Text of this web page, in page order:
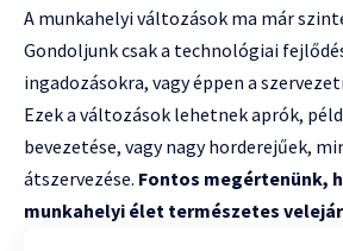
A munkahelyi változások ma már
Gondoljunk csak a technológiai
ingadozásokra, vagy éppen a
Ezek a változások lehetnek aprók,
bevezetése, vagy nagy horderejűek,
átszervezése. Fontos megértenünk,
munkahelyi élet természetes